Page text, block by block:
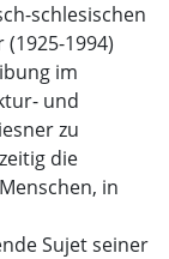
schlesischen
1994)
im
und
zu
die
in
Sujet seiner